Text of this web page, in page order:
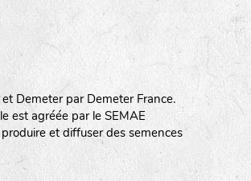
Demeter par Demeter France.
est agréée par le SEMAE
et diffuser des semences